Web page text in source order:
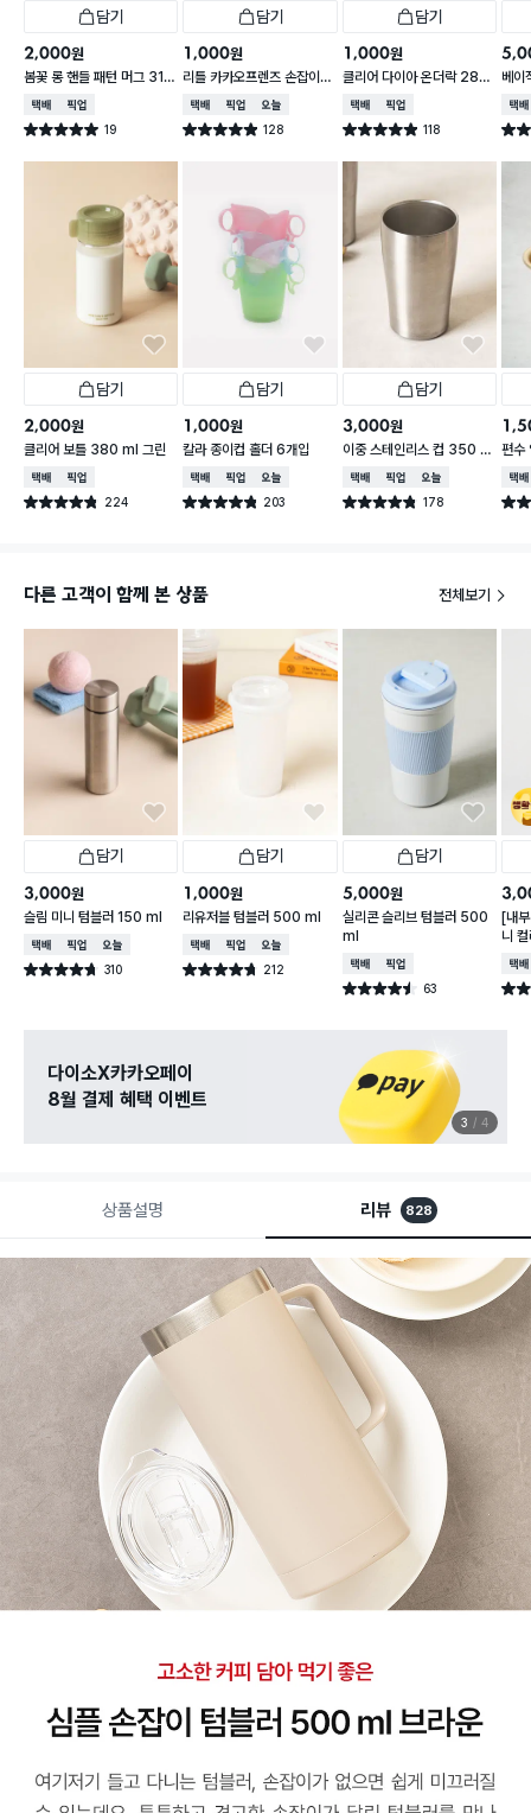
담기
2,000원
봄꽃 롱 핸들 패턴 머그 310
ml
택배배송매장픽업
별점 5.0점 19
건 작성
담기
1,000원
리틀 카카오프렌즈 손잡이
라이언 컵 200ml
택배배송매장픽업오늘배송
별점 4.9점 128
건 작성
담기
1,000원
클리어 다이아 온더락 280
ml
택배배송매장픽업
별점 4.9점 118
건 작성
베
택배
별점
담기
2,000원
클리어 보틀 380 ml 그린
택배배송매장픽업
별점 4.8점 224
건 작성
담기
1,000원
칼라 종이컵 홀더 6개입
택배배송매장픽업오늘배송
별점 4.8점 203
건 작성
담기
3,000원
이중 스테인리스 컵 350 m
택배배송매장픽업오늘배송
별점 4.8점 178
건 작성
편수
택배
별점
다른 고객이 함께 본 상품 전체보기
담기
3,000원
슬림 미니 텀블러 150 ml
택배배송매장픽업오늘배송
별점 4.7점 310
건 작성
담기
1,000원
리유저블 텀블러 500 ml
택배배송매장픽업오늘배송
별점 4.7점 212
건 작성
담기
5,000원
실리콘 슬리브 텀블러 500
ml
택배배송매장픽업
별점 4.5점 63
건 작성
[내
니
택배
별점
다이소X카카오페이
8월 결제 혜택 이벤트
3 4
상품설명 리뷰 828